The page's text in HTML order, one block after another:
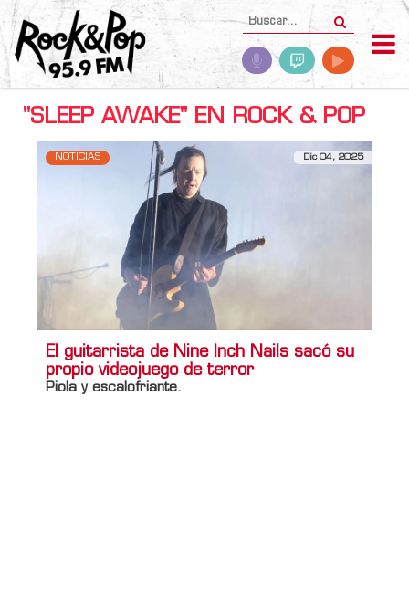
"SLEEP AWAKE" EN ROCK & POP
NOTICIAS Dic 04, 2025
El guitarrista de Nine Inch Nails sacó su
propio videojuego de terror
Piola y escalofriante.